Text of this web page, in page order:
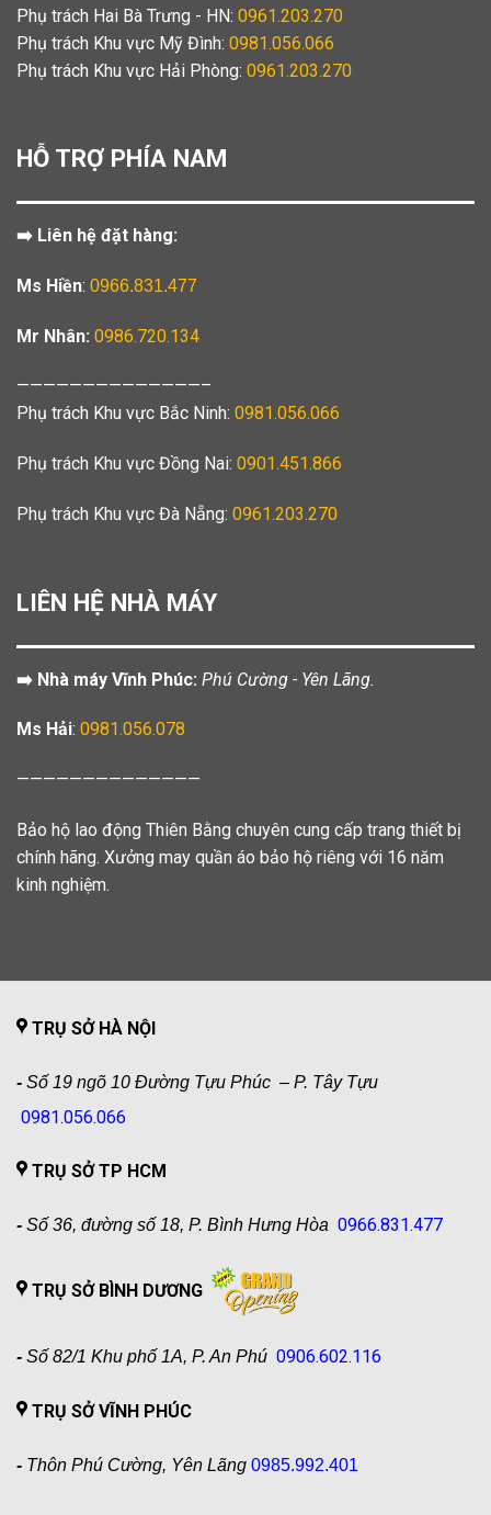
Phụ trách Hai Bà Trưng - HN: 0961.203.270
Phụ trách Khu vực Mỹ Đình: 0981.056.066
Phụ trách Khu vực Hải Phòng: 0961.203.270
HỖ TRỢ PHÍA NAM
➡️ Liên hệ đặt hàng:
Ms Hiền: 0966.831.477
Mr Nhân: 0986.720.134
——————————————–
Phụ trách Khu vực Bắc Ninh: 0981.056.066
Phụ trách Khu vực Đồng Nai: 0901.451.866
Phụ trách Khu vực Đà Nẵng: 0961.203.270
LIÊN HỆ NHÀ MÁY
➡️ Nhà máy Vĩnh Phúc: Phú Cường - Yên Lãng.
Ms Hải: 0981.056.078
——————————————
Bảo hộ lao động Thiên Bằng chuyên cung cấp trang thiết bị
chính hãng. Xưởng may quần áo bảo hộ riêng với 16 năm
kinh nghiệm.
TRỤ SỞ HÀ NỘI
- Số 19 ngõ 10 Đường Tựu Phúc – P. Tây Tựu
0981.056.066
TRỤ SỞ TP HCM
- Số 36, đường số 18, P. Bình Hưng Hòa 0966.831.477
TRỤ SỞ BÌNH DƯƠNG
- Số 82/1 Khu phố 1A, P. An Phú 0906.602.116
TRỤ SỞ VĨNH PHÚC
- Thôn Phú Cường, Yên Lãng 0985.992.401